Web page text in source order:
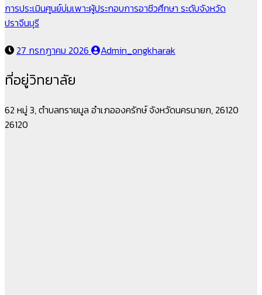
การประเมินศูนย์บ่มเพาะผู้ประกอบการอาชีวศึกษา ระดับจังหวัด
ปราจีนบุรี
27 กรกฎาคม 2026
Admin_ongkharak
ที่อยู่วิทยาลัย
62 หมู่ 3, ตำบลทรายมูล อำเภอองครักษ์ จังหวัดนครนายก, 26120
26120